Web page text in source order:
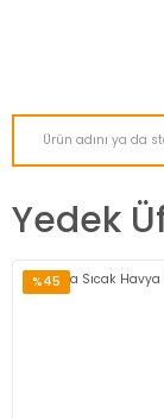
Yedek
%45